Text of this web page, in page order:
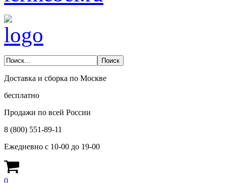
Доставка и сборка по Москве
бесплатно
Продажи по всей России
8 (800) 551-89-11
Ежедневно с 10-00 до 19-00
0